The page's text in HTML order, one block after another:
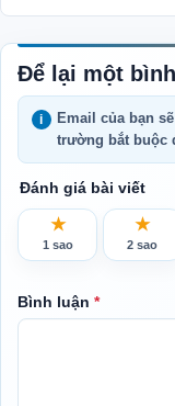
Để lại một
Email của bạn
trường bắt buộc
Đánh giá bài viết
★
1 sao
★
2 sao
Bình luận*